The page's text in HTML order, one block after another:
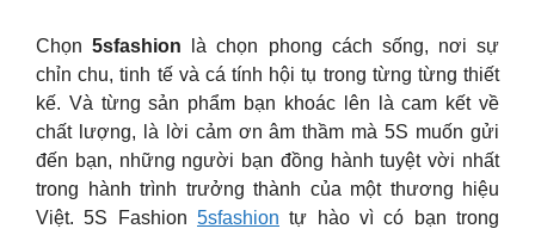
Chọn5sfashion là chọn phong cách sống, nơi sự
chỉn chu, tinh tế và cá tính hội tụ trong từng từng thiết
kế. Và từng sản phẩm bạn khoác lên là cam kết về
chất lượng, là lời cảm ơn âm thầm mà 5S muốn gửi
đến bạn, những người bạn đồng hành tuyệt vời nhất
trong hành trình trưởng thành của một thương hiệu
Việt. 5S Fashion 5sfashion tự hào vì có bạn trong